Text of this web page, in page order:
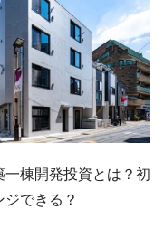
棟開発投資とは？初
できる？